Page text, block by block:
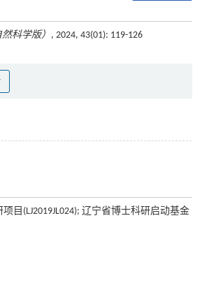
科学版） , 2024, 43(01): 119-126
目(LJ2019JL024); 辽宁省博士科研启动基金